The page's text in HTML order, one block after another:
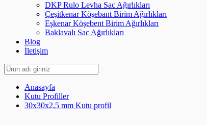
DKP Rulo Levha Sac Ağırlıkları
Çeşitkenar Köşebant Birim Ağırlıkları
Eşkenar Köşebent Birim Ağırlıkları
Baklavalı Sac Ağırlıkları
Blog
İletişim
Anasayfa
Kutu Profiller
30x30x2,5 mm Kutu profil